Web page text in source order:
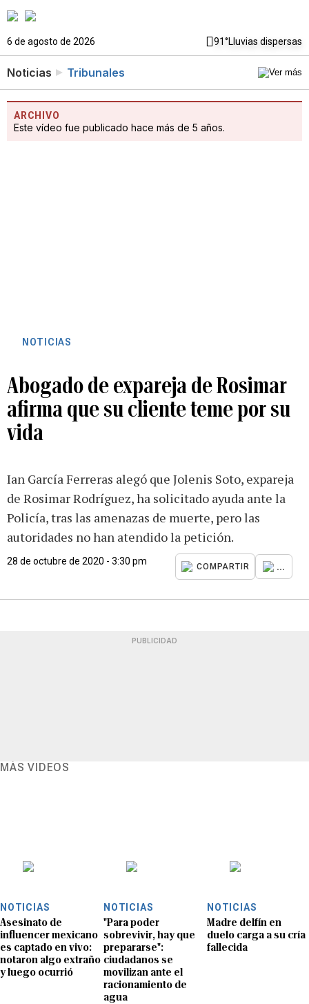
6 de agosto de 2026 91°Lluvias dispersas
Noticias Tribunales
ARCHIVO
Este vídeo fue publicado hace más de 5 años.
NOTICIAS
Abogado de expareja de Rosimar
afirma que su cliente teme por su
vida
Ian García Ferreras alegó que Jolenis Soto, expareja
de Rosimar Rodríguez, ha solicitado ayuda ante la
Policía, tras las amenazas de muerte, pero las
autoridades no han atendido la petición.
28 de octubre de 2020 - 3:30 pm
COMPARTIR ...
PUBLICIDAD
MÁS VIDEOS
NOTICIAS
Asesinato de
influencer mexicano
es captado en vivo:
notaron algo extraño
y luego ocurrió
NOTICIAS
"Para poder
sobrevivir, hay que
prepararse":
ciudadanos se
movilizan ante el
racionamiento de
agua
NOTICIAS
Madre delfín en
duelo carga a su cría
fallecida